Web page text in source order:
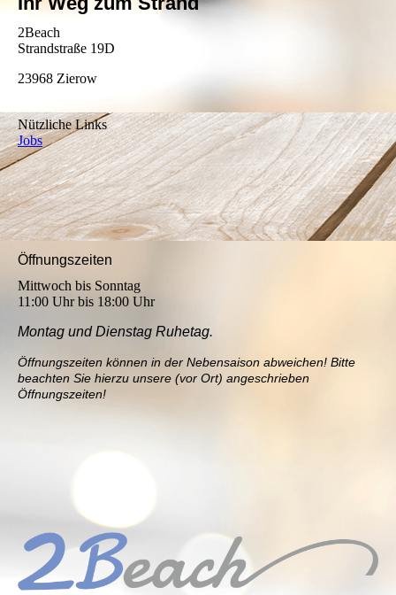
2Beach
Strandstraße 19D
23968 Zierow
Nützliche Links
Jobs
Öffnungszeiten
Mittwoch bis Sonntag
11:00 Uhr bis 18:00 Uhr
Montag und Dienstag Ruhetag.
Öffnungszeiten können in der Nebensaison abweichen! Bitte
beachten Sie hierzu unsere (vor Ort) angeschrieben
Öffnungszeiten!